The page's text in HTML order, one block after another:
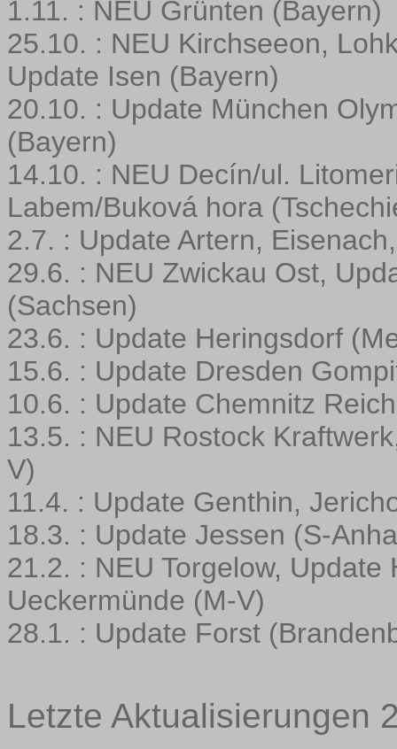
1.11. : NEU Grünten (Bayern)
25.10. : NEU Kirchseeon,
Update Isen (Bayern)
20.10. : Update München
(Bayern)
14.10. : NEU Decín/ul.
Labem/Buková hora
2.7. : Update Artern,
29.6. : NEU Zwickau Ost,
(Sachsen)
23.6. : Update Heringsdorf
15.6. : Update Dresden
10.6. : Update Chemnitz
13.5. : NEU Rostock
V)
11.4. : Update Genthin,
18.3. : Update Jessen (S-
21.2. : NEU Torgelow,
Ueckermünde (M-V)
28.1. : Update Forst
Letzte Aktualisierungen